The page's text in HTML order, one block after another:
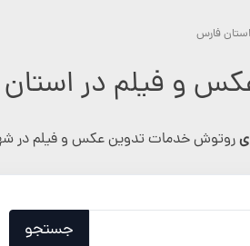
فارس
و فیلم در
روتوش خدمات تدوین عکس و فیلم در
جستجو